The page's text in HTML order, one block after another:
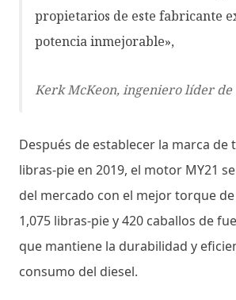
propietarios de este fabricante
potencia inmejorable»,
Kerk McKeon, ingeniero líder de
Después de establecer la marca de
libras-pie en 2019, el motor MY21
del mercado con el mejor torque de
1,075 libras-pie y 420 caballos de
que mantiene la durabilidad y
consumo del diesel.